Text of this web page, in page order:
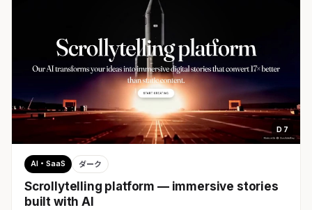
D 7
AI・SaaS ダーク
Scrollytelling platform — immersive stories
built with AI